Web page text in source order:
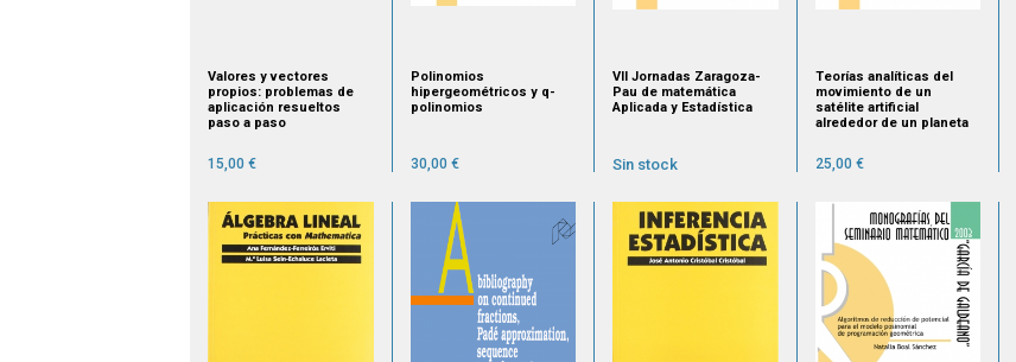
Valores y vectores
propios: problemas de
aplicación resueltos
paso a paso
15,00 €
Polinomios
hipergeométricos y q-
polinomios
30,00 €
VII Jornadas Zaragoza-
Pau de matemática
Aplicada y Estadística
Sin stock
Teorías analíticas del
movimiento de un
satélite artificial
alrededor de un planeta
25,00 €